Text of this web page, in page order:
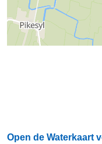
Open de Waterkaart